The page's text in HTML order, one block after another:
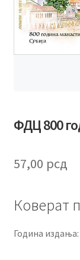
ФДЦ 800
57,00 рсд
Коверат
Година издања: